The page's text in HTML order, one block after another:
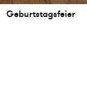
Geburtstagsfeier